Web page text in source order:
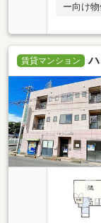
ー向け
賃貸マンション